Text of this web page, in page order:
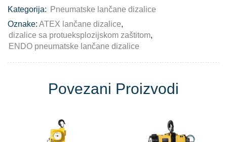
Kategorija:
Pneumatske lančane dizalice
Oznake: ATEX lančane dizalice,
dizalice sa protueksplozijskom zaštitom,
ENDO pneumatske lančane dizalice
Povezani Proizvodi